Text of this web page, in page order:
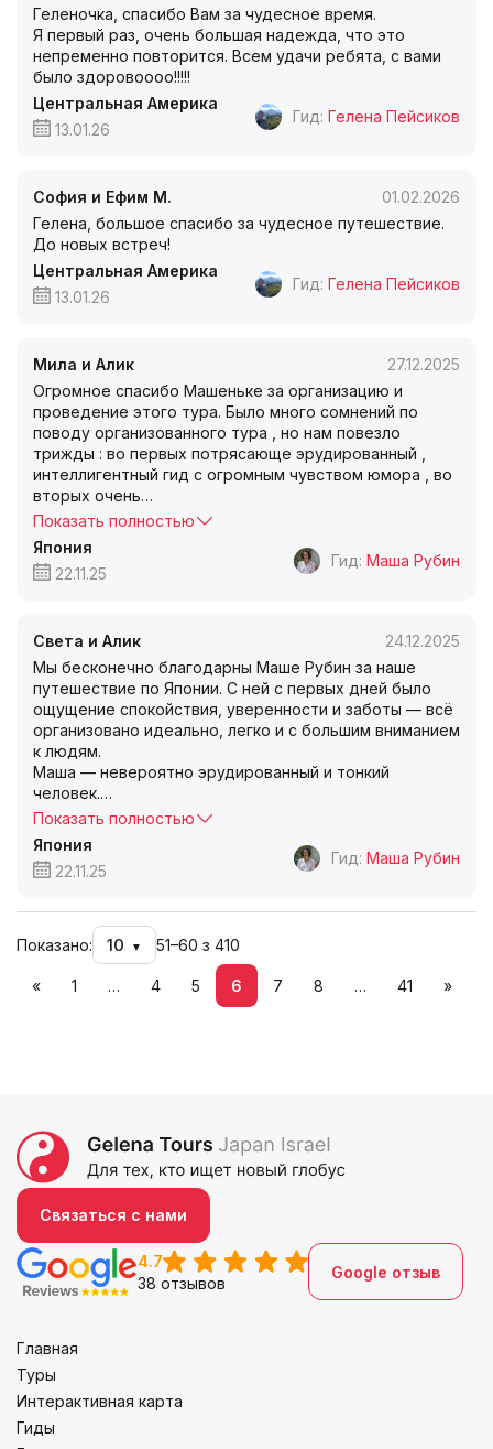
Геленочка, спасибо Вам за чудесное время.
Я первый раз, очень большая надежда, что это
непременно повторится. Всем удачи ребята, с вами
было здоровоооо!!!!!
Центральная Америка
13.01.26
Гид: Гелена Пейсиков
София и Ефим М.
01.02.2026
Гелена, большое спасибо за чудесное путешествие.
До новых встреч!
Центральная Америка
13.01.26
Гид: Гелена Пейсиков
Мила и Алик
27.12.2025
Огромное спасибо Машеньке за организацию и
проведение этого тура. Было много сомнений по
поводу организованного тура , но нам повезло
трижды : во первых потрясающе эрудированный ,
интеллигентный гид с огромным чувством юмора , во
вторых очень…
Показать полностью
Япония
22.11.25
Гид: Маша Рубин
Света и Алик
24.12.2025
Мы бесконечно благодарны Маше Рубин за наше
путешествие по Японии. С ней с первых дней было
ощущение спокойствия, уверенности и заботы — всё
организовано идеально, легко и с большим вниманием
к людям.
Маша — невероятно эрудированный и тонкий
человек.…
Показать полностью
Япония
22.11.25
Гид: Маша Рубин
Показано: 10 51–60 з 410
« 1 … 4 5 6 7 8 … 41 »
Связаться с нами
4.7
38 отзывов
Google отзыв
Главная
Туры
Интерактивная карта
Гиды